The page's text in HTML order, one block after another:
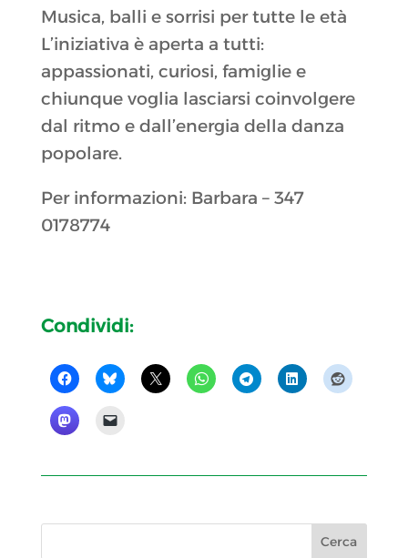
Musica, balli e sorrisi per tutte le età
L’iniziativa è aperta a tutti:
appassionati, curiosi, famiglie e
chiunque voglia lasciarsi coinvolgere
dal ritmo e dall’energia della danza
popolare.
Per informazioni: Barbara – 347
0178774
Condividi: